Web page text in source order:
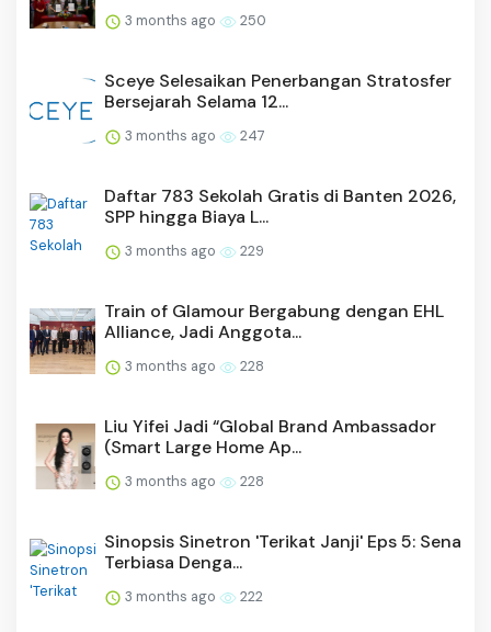
3 months ago 250
Sceye Selesaikan Penerbangan Stratosfer
Bersejarah Selama 12...
3 months ago 247
Daftar 783 Sekolah Gratis di Banten 2026,
SPP hingga Biaya L...
3 months ago 229
Train of Glamour Bergabung dengan EHL
Alliance, Jadi Anggota...
3 months ago 228
Liu Yifei Jadi “Global Brand Ambassador
(Smart Large Home Ap...
3 months ago 228
Sinopsis Sinetron 'Terikat Janji' Eps 5: Sena
Terbiasa Denga...
3 months ago 222